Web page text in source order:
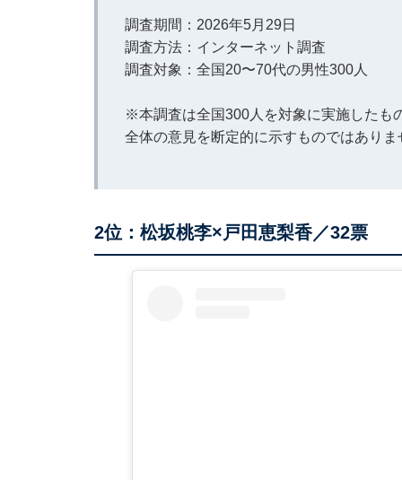
調査期間：2026年5月29日
調査方法：インターネット調査
調査対象：全国20〜70代の男性300人
※本調査は全国300人を対象に実施したも
全体の意見を断定的に示すものではありま
2位：松坂桃李×戸田恵梨香／32票